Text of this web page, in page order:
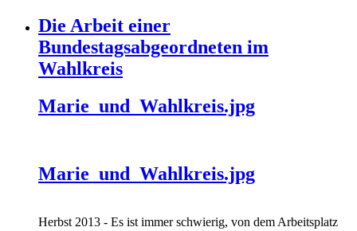
Die Arbeit einer
Bundestagsabgeordneten im
Wahlkreis
Marie_und_Wahlkreis.jpg
Marie_und_Wahlkreis.jpg
Herbst 2013 - Es ist immer schwierig, von dem Arbeitsplatz